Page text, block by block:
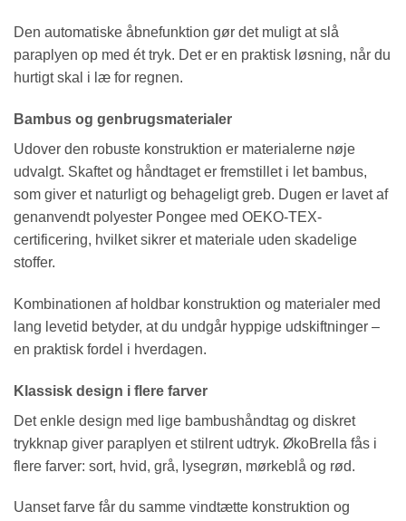
Den automatiske åbnefunktion gør det muligt at slå
paraplyen op med ét tryk. Det er en praktisk løsning, når du
hurtigt skal i læ for regnen.
Bambus og genbrugsmaterialer
Udover den robuste konstruktion er materialerne nøje
udvalgt. Skaftet og håndtaget er fremstillet i let bambus,
som giver et naturligt og behageligt greb. Dugen er lavet af
genanvendt polyester Pongee med OEKO-TEX-
certificering, hvilket sikrer et materiale uden skadelige
stoffer.
Kombinationen af holdbar konstruktion og materialer med
lang levetid betyder, at du undgår hyppige udskiftninger –
en praktisk fordel i hverdagen.
Klassisk design i flere farver
Det enkle design med lige bambushåndtag og diskret
trykknap giver paraplyen et stilrent udtryk. ØkoBrella fås i
flere farver: sort, hvid, grå, lysegrøn, mørkeblå og rød.
Uanset farve får du samme vindtætte konstruktion og